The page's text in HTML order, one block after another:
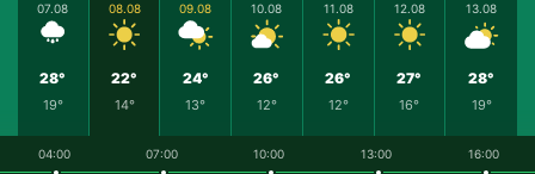
07.08
28°
19°
08.08
22°
14°
09.08
24°
13°
10.08
26°
12°
11.08
26°
12°
12.08
27°
16°
13.08
28°
19°
04:00 07:00 10:00 13:00 16:00